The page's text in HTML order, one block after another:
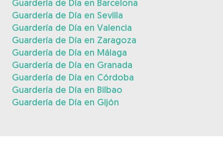
Guardería de Día en Barcelona
Guardería de Día en Sevilla
Guardería de Día en Valencia
Guardería de Día en Zaragoza
Guardería de Día en Málaga
Guardería de Día en Granada
Guardería de Día en Córdoba
Guardería de Día en Bilbao
Guardería de Día en Gijón